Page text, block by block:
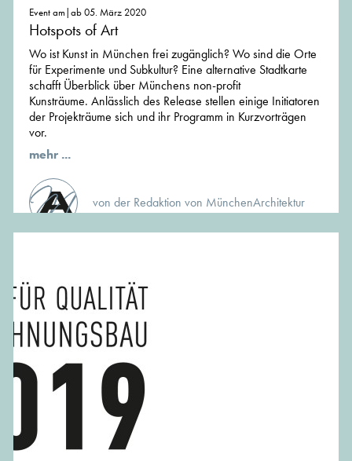
Event am|ab 05. März 2020
Hotspots of Art
Wo ist Kunst in München frei zugänglich? Wo sind die Orte
für Experimente und Subkultur? Eine alternative Stadtkarte
schafft Überblick über Münchens non-profit
Kunsträume. Anlässlich des Release stellen einige Initiatoren
der Projekträume sich und ihr Programm in Kurzvorträgen
vor.
mehr ...
von der Redaktion von MünchenArchitektur